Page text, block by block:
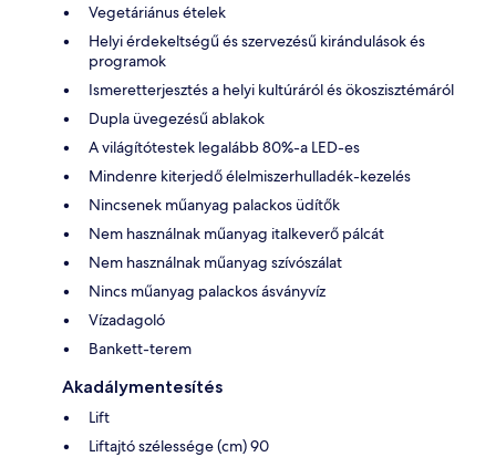
Vegetáriánus ételek
Helyi érdekeltségű és szervezésű kirándulások és
programok
Ismeretterjesztés a helyi kultúráról és ökoszisztémáról
Dupla üvegezésű ablakok
A világítótestek legalább 80%-a LED-es
Mindenre kiterjedő élelmiszerhulladék-kezelés
Nincsenek műanyag palackos üdítők
Nem használnak műanyag italkeverő pálcát
Nem használnak műanyag szívószálat
Nincs műanyag palackos ásványvíz
Vízadagoló
Bankett-terem
Akadálymentesítés
Lift
Liftajtó szélessége (cm) 90